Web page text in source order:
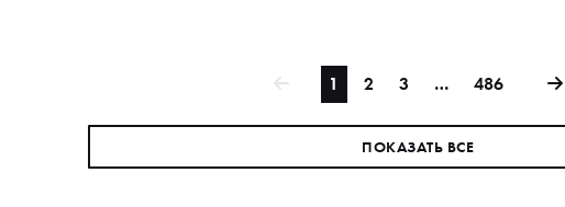
1 2 3 … 486
ПОКАЗАТЬ ВСЕ